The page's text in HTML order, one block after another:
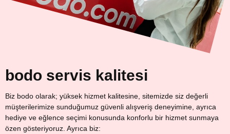
bodo servis kalitesi
Biz bodo olarak; yüksek hizmet kalitesine, sitemizde siz değerli
müşterilerimize sunduğumuz güvenli alışveriş deneyimine, ayrıca
hediye ve eğlence seçimi konusunda konforlu bir hizmet sunmaya
özen gösteriyoruz. Ayrıca biz: